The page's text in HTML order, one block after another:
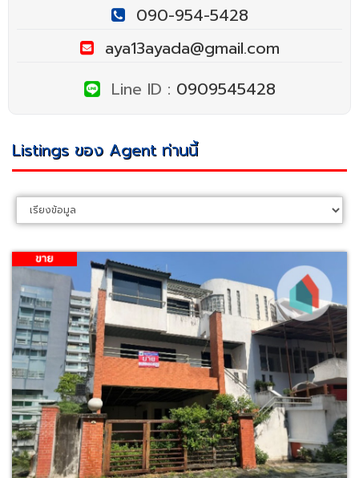
090-954-5428
aya13ayada@gmail.com
Line ID : 0909545428
Listings ของ Agent ท่านนี้